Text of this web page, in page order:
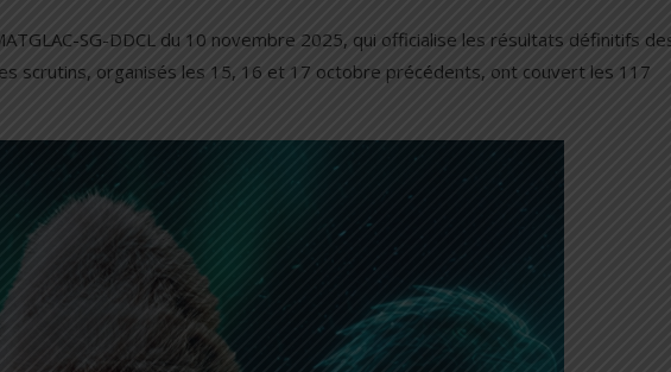
SG-DDCL du 10 novembre 2025, qui officialise les résultats définitifs
scrutins, organisés les 15, 16 et 17 octobre précédents, ont couvert les 117